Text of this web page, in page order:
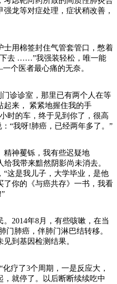
龙等对症处理，症状稍改善，
士用棉签封住气管套管口，憋着
去 ……”我强装轻松，唯一能
个医者最心痛的无奈。
诊诊室，那里已有两个人在等
起来， 紧紧地握住我的手
时的车，终于见到你了，很高
“我呀!肺癌，已经两年多了。”
精神矍铄，我有些迟疑地
我带来黯然阴影尚未消去。
这是我儿子，大学毕业，是他
了你的《与癌共存》一书，我看
2014年8月，有些咳嗽，在当
门肺癌，伴肺门淋巴结转移。
到基因检测结果。
疗了3个周期，一是反应大，
就停了。以后断断续续吃中